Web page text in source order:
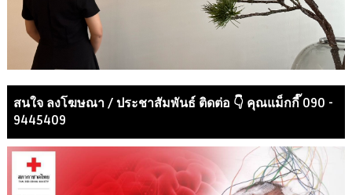
สนใจ ลงโฆษณา / ประชาสัมพันธ์ ติดต่อ 👇 คุณแม็กกี๊ 090 -
9445409